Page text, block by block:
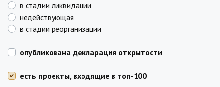
в стадии ликвидации
недействующая
в стадии реорганизации
опубликована декларация открытости
есть проекты, входящие в топ-100